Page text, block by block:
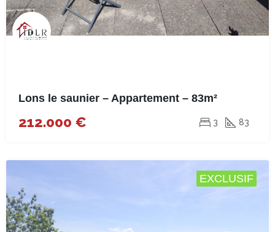
Lons le saunier – Appartement – 83m²
212.000 € 3 83
EXCLUSIF